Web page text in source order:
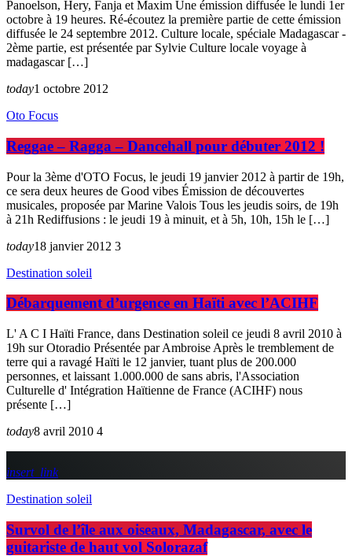
Panoelson, Hery, Fanja et Maxim Une émission diffusée le lundi 1er
octobre à 19 heures. Ré-écoutez la première partie de cette émission
diffusée le 24 septembre 2012. Culture locale, spéciale Madagascar -
2ème partie, est présentée par Sylvie Culture locale voyage à
madagascar […]
today1 octobre 2012
Oto Focus
Reggae – Ragga – Dancehall pour débuter 2012 !
Pour la 3ème d'OTO Focus, le jeudi 19 janvier 2012 à partir de 19h,
ce sera deux heures de Good vibes Émission de découvertes
musicales, proposée par Marine Valois Tous les jeudis soirs, de 19h
à 21h Rediffusions : le jeudi 19 à minuit, et à 5h, 10h, 15h le […]
today18 janvier 2012 3
Destination soleil
Débarquement d’urgence en Haïti avec l’ACIHF
L' A C I Haïti France, dans Destination soleil ce jeudi 8 avril 2010 à
19h sur Otoradio Présentée par Ambroise Après le tremblement de
terre qui a ravagé Haïti le 12 janvier, tuant plus de 200.000
personnes, et laissant 1.000.000 de sans abris, l'Association
Culturelle d' Intégration Haïtienne de France (ACIHF) nous
présente […]
today8 avril 2010 4
insert_link
Destination soleil
Survol de l’île aux oiseaux, Madagascar, avec le
guitariste de haut vol Solorazaf